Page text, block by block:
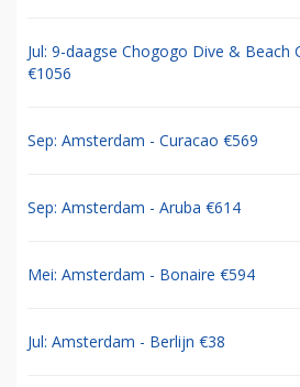
Jul: 9-daagse Chogogo Dive & Beach
€1056
Sep: Amsterdam - Curacao €569
Sep: Amsterdam - Aruba €614
Mei: Amsterdam - Bonaire €594
Jul: Amsterdam - Berlijn €38